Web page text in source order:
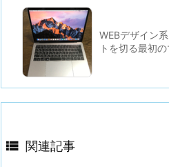
WEBデザイン
トを切る最初
 関連記事